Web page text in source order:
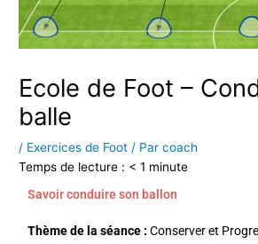
Ecole de Foot –
balle
/ Exercices de Foot / Parcoach
Temps de lecture : < 1 minute
Savoir conduire son ballon
Thème de la séance : Conserver et